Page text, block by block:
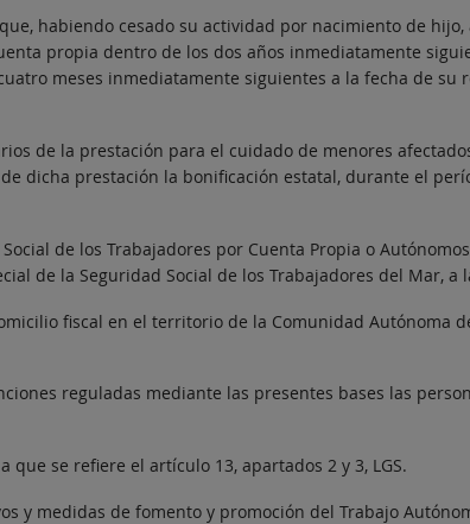
habiendo cesado su actividad por nacimiento de
propia dentro de los dos años inmediatamente
meses inmediatamente siguientes a la fecha de su
de la prestación para el cuidado de menores
dicha prestación la bonificación estatal, durante el
de los Trabajadores por Cuenta Propia o
de la Seguridad Social de los Trabajadores del Mar,
fiscal en el territorio de la Comunidad Autónoma
reguladas mediante las presentes bases las
se refiere el artículo 13, apartados 2 y 3, LGS.
y medidas de fomento y promoción del Trabajo